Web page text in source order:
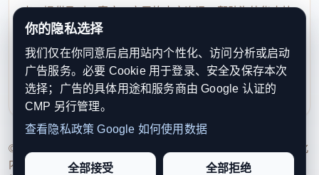
点，提供及时、真实、实用的中文资讯，帮助海外华人快
速了解欧洲动态。
contact@xinouzhou.com
服务支持、版权与合作：工作日优先处理站务、投稿与权
利通知
© 2026 新欧洲·欧洲头条. All Rights Reserved. 本网站持续优化
内容透明度、联系方式与用户权利说明，以提升品牌信任感和
你的隐私选择
我们仅在你同意后启用站内个性化、访问分析或启动
广告服务。必要 Cookie 用于登录、安全及保存本次
选择；广告的具体用途和服务商由 Google 认证的
CMP 另行管理。
查看隐私政策 Google 如何使用数据
全部接受 全部拒绝